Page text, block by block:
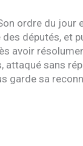
ordre du jour
députés, et
avoir
sans
garde sa